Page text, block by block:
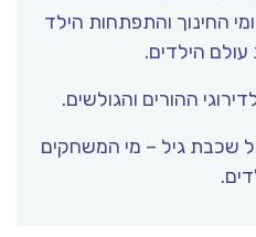
מתחומי החינוך והתפתחות הילד
הילדים.
ההורים והגולשים.
שכבת גיל – מי המשחקים